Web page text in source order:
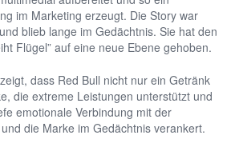
im Marketing erzeugt. Die Story war
blieb lange im Gedächtnis. Sie hat den
Flügel” auf eine neue Ebene gehoben.
dass Red Bull nicht nur ein Getränk
die extreme Leistungen unterstützt und
emotionale Verbindung mit der
die Marke im Gedächtnis verankert.